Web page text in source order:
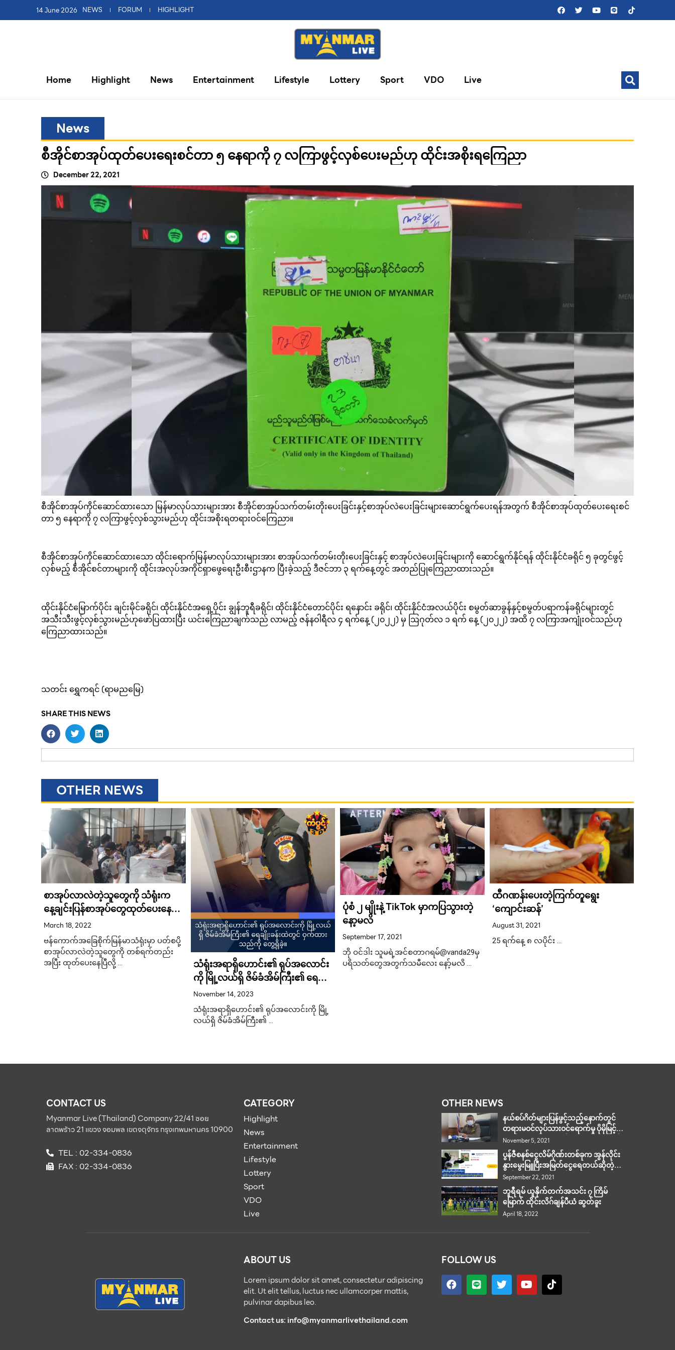
14 June 2026 NEWS FORUM HIGHLIGHT
Home Highlight News Entertainment Lifestyle Lottery Sport VDO Live
News
စီအိုင်စာအုပ်ထုတ်ပေးရေးစင်တာ ၅ နေရာကို ၇ လကြာဖွင့်လှစ်ပေးမည်ဟု ထိုင်းအစိုးရကြေညာ
December 22, 2021
စီအိုင်စာအုပ်ကိုင်ဆောင်ထားသော မြန်မာလုပ်သားများအား စီအိုင်စာအုပ်သက်တမ်းတိုးပေးခြင်းနှင့်စာအုပ်လဲပေးခြင်းများဆောင်ရွက်ပေးရန်အတွက် စီအိုင်စာအုပ်ထုတ်ပေးရေးစင်
တာ ၅ နေရာကို ၇ လကြာဖွင့်လှစ်သွားမည်ဟု ထိုင်းအစိုးရတရားဝင်ကြေညာ။
စီအိုင်စာအုပ်ကိုင်ဆောင်ထားသော ထိုင်းရောက်မြန်မာလုပ်သားများအား စာအုပ်သက်တမ်းတိုးပေးခြင်းနှင့် စာအုပ်လဲပေးခြင်းများကို ဆောင်ရွက်နိုင်ရန် ထိုင်းနိုင်ငံခရိုင် ၅ ခုတွင်ဖွင့်
လှစ်မည့် စီအိုင်စင်တာများကို ထိုင်းအလုပ်အကိုင်ရှာဖွေရေးဦးစီးဌာနက ပြီးခဲ့သည့် ဒီဇင်ဘာ ၃ ရက်နေ့တွင် အတည်ပြုကြေညာထားသည်။
ထိုင်းနိုင်ငံမြောက်ပိုင်း ချင်းမိုင်ခရိုင်၊ ထိုင်းနိုင်ငံအရှေ့ပိုင်း ချွန်ဘူရီခရိုင်၊ ထိုင်းနိုင်ငံတောင်ပိုင်း ရနောင်း ခရိုင်၊ ထိုင်းနိုင်ငံအလယ်ပိုင်း စမွတ်ဆာခွန်နှင့်စမွတ်ပရာကန်ခရိုင်များတွင်
အသီးသီးဖွင့်လှစ်သွားမည်ဟုဖော်ပြထားပြီး ယင်းကြေညာချက်သည် လာမည့် ဇန်နဝါရီလ ၄ ရက်နေ့ (၂၀၂၂) မှ ဩဂုတ်လ ၁ ရက် နေ့ (၂၀၂၂) အထိ ၇ လကြာအကျုံးဝင်သည်ဟု
ကြေညာထားသည်။
သတင်း ရွှေကရင် (ရာမညမြေ)
SHARE THIS NEWS
OTHER NEWS
စာအုပ်လာလဲတဲ့သူတွေကို သံရုံးက
နေ့ချင်းပြန်စာအုပ်တွေထုတ်ပေးနေ
တယ်လို့ သိရ
March 18, 2022
ဗန်ကောက်အခြေစိုက်မြန်မာသံရုံးမှာ ပတ်စပို့
စာအုပ်လာလဲတဲ့သူတွေကို တစ်ရက်တည်း
အပြီး ထုတ်ပေးနေပြီလို့ …
သံရုံးအရာရှိဟောင်း၏ ရုပ်အလောင်း
ကို မြို့လယ်ရှိ ဇိမ်ခံအိမ်ကြီး၏ ရေချိုး
ခန်းထဲတွင် ဝှက်ထားသည်ကို တွေ့ရှိခဲ့။
November 14, 2023
သံရုံးအရာရှိဟောင်း၏ ရုပ်အလောင်းကို မြို့
လယ်ရှိ ဇိမ်ခံအိမ်ကြီး၏ …
ပုံစံ ၂ မျိုးနဲ့ TikTok မှာကပြသွားတဲ့
နော့မလိ
September 17, 2021
ဘို ဝင်ဒါး သူမရဲ့အင်စတာဂရမ်@vanda29မှ
ပရိသတ်တွေအတွက်သမီလေး နော့်မလိ …
ထီဂဏန်းပေးတဲ့ကြက်တူရွေး
‘ကျောင်းဆန်’
August 31, 2021
25 ရက်နေ့ ၈ လပိုင်း …
CONTACT US
Myanmar Live (Thailand) Company 22/41 ซอย
ลาดพร้าว 21 แขวง จอมพล เขตจตุจักร กรุงเทพมหานคร 10900
TEL : 02-334-0836
FAX : 02-334-0836
CATEGORY
Highlight
News
Entertainment
Lifestyle
Lottery
Sport
VDO
Live
OTHER NEWS
နယ်စပ်ဂိတ်များပြန်ဖွင့်သည့်နောက်တွင်
တရားမဝင်လုပ်သားဝင်ရောက်မှု ပိုမိုမြင့်
တက်လာမည်ကို စိုးရိမ်ရဟု ထိုင်းဒုရဲချုပ်
ဆို
November 5, 2021
ပွန်ဇီစနစ်ငွေလိမ်ဂိုဏ်းတစ်ခုက အွန်လိုင်း
နွားမွေးမြူပြီးအမြတ်ငွေရေတယ်ဆိုတဲ့
မက်လုံးနဲ့‌ ငွေလိမ်လည် !
September 22, 2021
ဘူရီရမ် ယူနိုက်တက်အသင်း ၇ ကြိမ်
မြောက် ထိုင်းလိဂ်ချန်ပီယံ ဆွတ်ခူး
April 18, 2022
ABOUT US
Lorem ipsum dolor sit amet, consectetur adipiscing
elit. Ut elit tellus, luctus nec ullamcorper mattis,
pulvinar dapibus leo.
Contact us: info@myanmarlivethailand.com
FOLLOW US